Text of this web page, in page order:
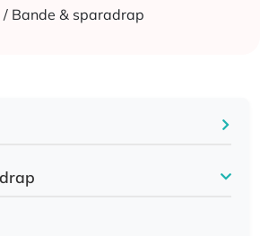
/ Bande & sparadrap